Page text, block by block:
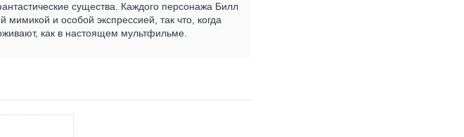
существа. Каждого персонажа Билл
и особой экспрессией, так что, когда
как в настоящем мультфильме.